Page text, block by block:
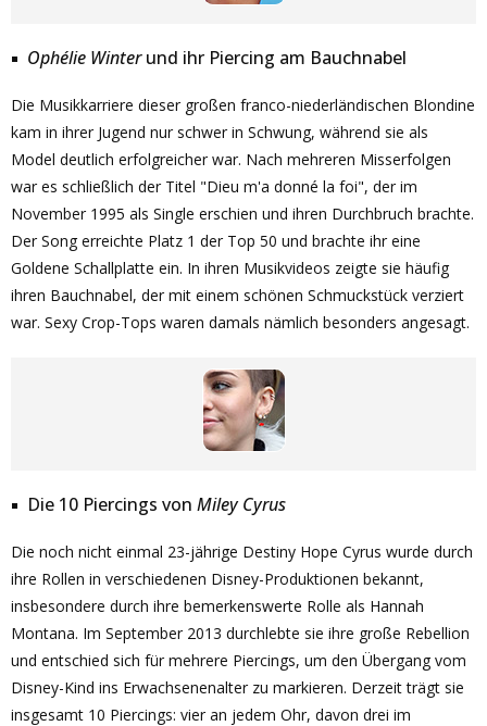
Ophélie Winterund ihr Piercing am Bauchnabel
Die Musikkarriere dieser großen franco-niederländischen Blondine
kam in ihrer Jugend nur schwer in Schwung, während sie als
Model deutlich erfolgreicher war. Nach mehreren Misserfolgen
war es schließlich der Titel "Dieu m'a donné la foi", der im
November 1995 als Single erschien und ihren Durchbruch brachte.
Der Song erreichte Platz 1 der Top 50 und brachte ihr eine
Goldene Schallplatte ein. In ihren Musikvideos zeigte sie häufig
ihren Bauchnabel, der mit einem schönen Schmuckstück verziert
war. Sexy Crop-Tops waren damals nämlich besonders angesagt.
Die 10 Piercings von Miley Cyrus
Die noch nicht einmal 23-jährige Destiny Hope Cyrus wurde durch
ihre Rollen in verschiedenen Disney-Produktionen bekannt,
insbesondere durch ihre bemerkenswerte Rolle als Hannah
Montana. Im September 2013 durchlebte sie ihre große Rebellion
und entschied sich für mehrere Piercings, um den Übergang vom
Disney-Kind ins Erwachsenenalter zu markieren. Derzeit trägt sie
insgesamt 10 Piercings: vier an jedem Ohr, davon drei im